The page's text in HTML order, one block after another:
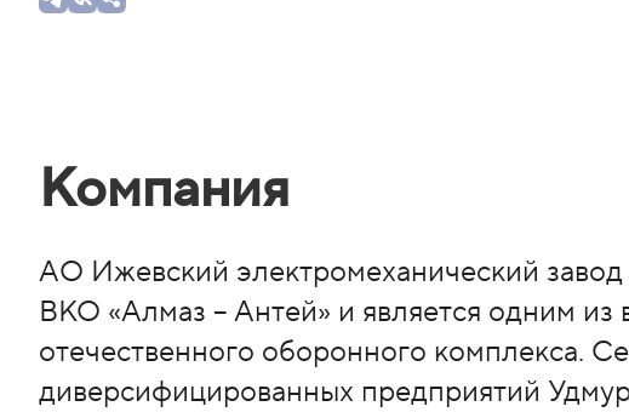
Компания
АО Ижевский электромеханический завод
ВКО «Алмаз – Антей» и является одним из
отечественного оборонного комплекса.
диверсифицированных предприятий